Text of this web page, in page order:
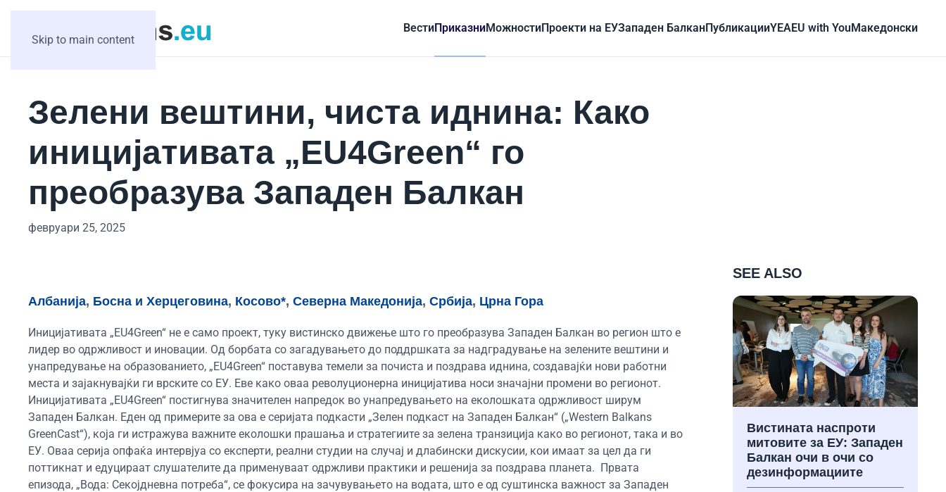
Skip to main content
ВестиПриказниМожностиПроекти на ЕУЗападен БалканПубликацииYEAEU with YouMакедонски
Зелени вештини, чиста иднина: Како
иницијативата „EU4Green“ го
преобразува Западен Балкан
февруари 25, 2025
Албанија, Босна и Херцеговина, Косово*, Северна Македонија, Србија, Црна Гора
Иницијативата „EU4Green“ не е само проект, туку вистинско движење што го преобразува Западен Балкан во регион што е
лидер во одржливост и иновации. Од борбата со загадувањето до поддршката за надградување на зелените вештини и
унапредување на образованието, „EU4Green“ поставува темели за почиста и поздрава иднина, создавајќи нови работни
места и зајакнувајќи ги врските со ЕУ. Еве како оваа револуционерна иницијатива носи значајни промени во регионот.
Иницијативата „EU4Green“ постигнува значителен напредок во унапредувањето на еколошката одржливост ширум
Западен Балкан. Еден од примерите за ова е серијата подкасти „Зелен подкаст на Западен Балкан“ („Western Balkans
GreenCast“), која ги истражува важните еколошки прашања и стратегиите за зелена транзиција како во регионот, така и во
ЕУ. Оваа серија опфаќа интервјуа со експерти, реални студии на случај и длабински дискусии, кои имаат за цел да ги
поттикнат и едуцираат слушателите да применуваат одржливи практики и решенија за поздрава планета. Првата
епизода, „Вода: Секојдневна потреба“, се фокусира на зачувувањето на водата, што е од суштинска важност за Западен
SEE ALSO
Вистината наспроти
митовите за ЕУ: Западен
Балкан очи в очи со
дезинформациите